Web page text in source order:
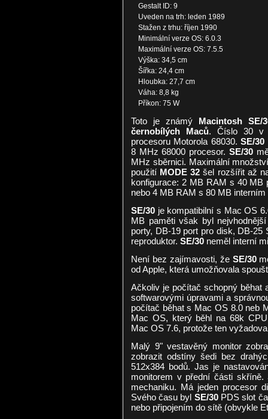
Gestalt ID: 9
Uveden na trh: leden 1989
Stažen z trhu: říjen 1990
Minimální verze OS: 6.0.3
Maximální verze OS: 7.5.5
Výška: 34,5 cm
Šířka: 24,4 cm
Hloubka: 27,7 cm
Váha: 8,8 kg
Příkon: 75 W
Toto je známý Macintosh SE/
černobílých Maců. Číslo 30 v
procesoru Motorola 68030.SE/30
8 MHz 68000 procesor. SE/30
MHz sběrnici. Maximální
použití MODE 32 šel rozšířit až
konfigurace: 2 MB RAM s 40
nebo 4 MB RAM s 80 MB
SE/30je kompatibilní s Mac OS
MB paměti však byl
porty, DB-19 port pro disk, DB-
reproduktor. SE/30neměl interní
Není bez zajímavosti, že SE/30
od Apple, která umožňovala
Ačkoliv je počítač schopný běhat
softwarovými úpravami a
počítač běhat s Mac OS 8.0 neb
Mac OS, který běhl na 68k
Mac OS 7.6, protože ten
Malý 9" vestavěný monitor
zobrazit odstíny šedi bez
512x384 bodů. Jas je
monitorem v přední části skříně.
mechaniku. Má jeden procesor
Svého času byl SE/30PDS slot
nebo připojením do sítě (obvykle